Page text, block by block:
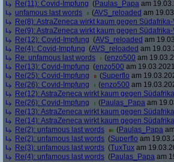
Re(11): Covid-Impfung (Paulas_Papa am
unfamous last words
(AVS_reloaded am
Re(8): AstraZeneca wirkt kaum gegen
Re(9): AstraZeneca wirkt kaum gegen
Re(12): Covid-Impfung (AVS_reloaded am
Re(4): Covid-Impfung (AVS_reloaded am
Re: unfamous last words
(enzo500 am
Re(13): Covid-Impfung (enzo500 am
Re(25): Covid-Impfung
(Superflo am
Re(26): Covid-Impfung
(enzo500 am
Re(12): AstraZeneca wirkt kaum gegen
Re(26): Covid-Impfung
(Paulas_Papa am
Re(13): AstraZeneca wirkt kaum gegen
Re(14): AstraZeneca wirkt kaum gegen
Re(2): unfamous last words
(Paulas_Papa
Re(2): unfamous last words (Superflo am
Re(3): unfamous last words (TuxTux am
Re(4): unfamous last words (Paulas_Papa am